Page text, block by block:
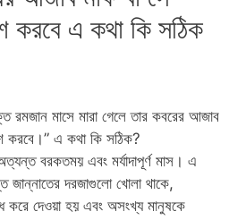
করবে এ কথা কি সঠিক
রমজান মাসে মারা গেলে তার কবরের আজাব
করবে।” এ কথা কি সঠিক?
বরকতময় এবং মর্যাদাপূর্ণ মাস। এ
জান্নাতের দরজাগুলো খোলা থাকে,
করে দেওয়া হয় এবং অসংখ্য মানুষকে